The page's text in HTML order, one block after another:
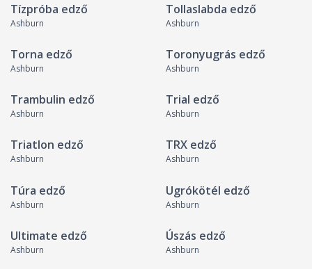
Tízpróba edző
Ashburn
Tollaslabda edző
Ashburn
Torna edző
Ashburn
Toronyugrás edző
Ashburn
Trambulin edző
Ashburn
Trial edző
Ashburn
Triatlon edző
Ashburn
TRX edző
Ashburn
Túra edző
Ashburn
Ugrókötél edző
Ashburn
Ultimate edző
Ashburn
Úszás edző
Ashburn